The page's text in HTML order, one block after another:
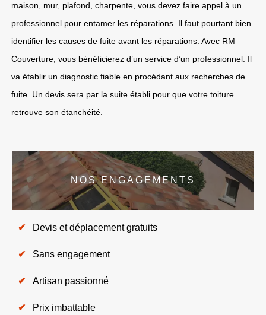
maison, mur, plafond, charpente, vous devez faire appel à un
professionnel pour entamer les réparations. Il faut pourtant bien
identifier les causes de fuite avant les réparations. Avec RM
Couverture, vous bénéficierez d’un service d’un professionnel. Il
va établir un diagnostic fiable en procédant aux recherches de
fuite. Un devis sera par la suite établi pour que votre toiture
retrouve son étanchéité.
NOS ENGAGEMENTS
Devis et déplacement gratuits
Sans engagement
Artisan passionné
Prix imbattable